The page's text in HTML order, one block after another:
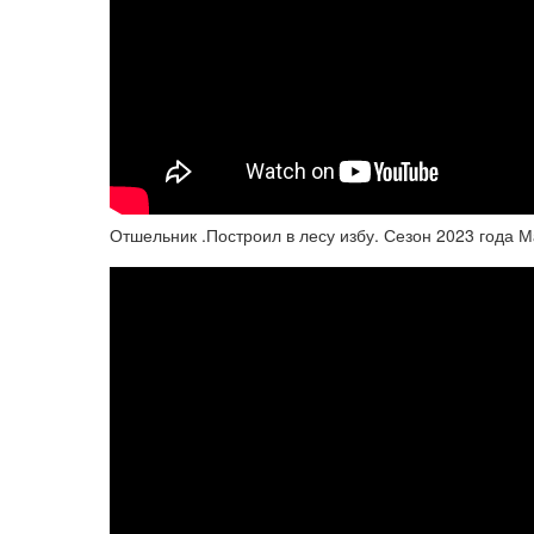
Отшельник .Построил в лесу избу. Сезон 2023 года